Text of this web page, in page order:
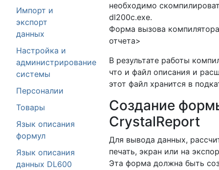
Импорт и
экспорт
данных
Настройка и
администрирование
системы
Персоналии
Товары
Язык описания
формул
Язык описания
данных DL600
необходимо
dl200c.exe.
Форма вызова
отчета>
В результате работы
что и файл описания и
этот файл хранится в
Создание
CrystalReport
Для вывода данных,
печать, экран или на
Эта форма должна быть